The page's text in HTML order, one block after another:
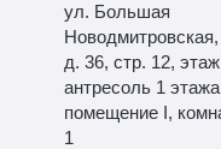
ул. Большая
Новодмитровская,
д. 36, стр. 12, этаж
антресоль 1
помещение I,
1